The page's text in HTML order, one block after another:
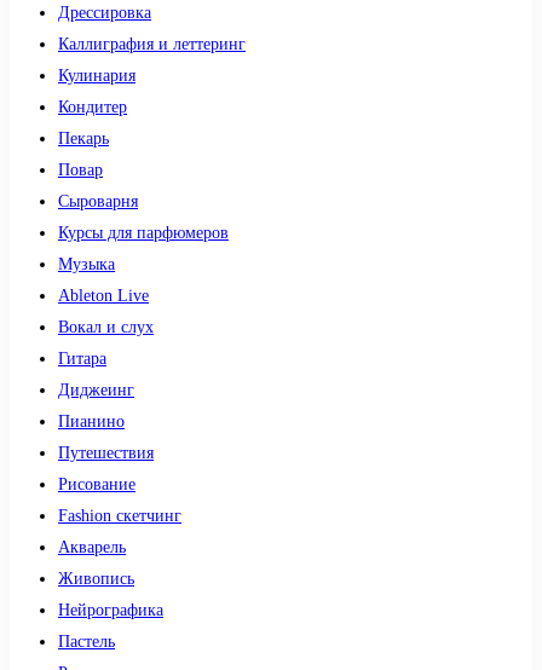
Дрессировка
Каллиграфия и леттеринг
Кулинария
Кондитер
Пекарь
Повар
Сыроварня
Курсы для парфюмеров
Музыка
Ableton Live
Вокал и слух
Гитара
Диджеинг
Пианино
Путешествия
Рисование
Fashion скетчинг
Акварель
Живопись
Нейрографика
Пастель